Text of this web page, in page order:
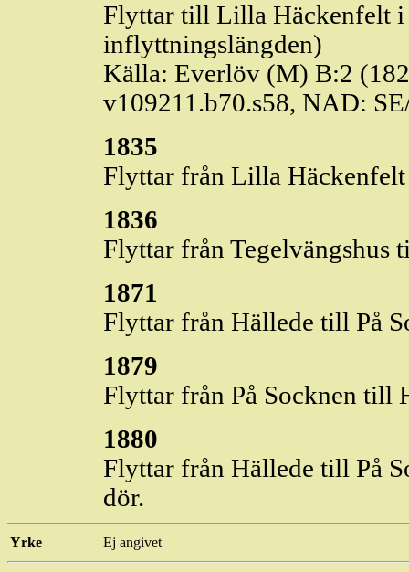
Flyttar till Lilla Häckenfelt
inflyttningslängden)
Källa: Everlöv (M) B:2
v109211.b70.s58, NAD:
1835
Flyttar från Lilla Häckenfelt
1836
Flyttar från Tegelvängshus
1871
Flyttar från Hällede till På
1879
Flyttar från På Socknen till
1880
Flyttar från Hällede till På
dör.
Yrke Ej angivet